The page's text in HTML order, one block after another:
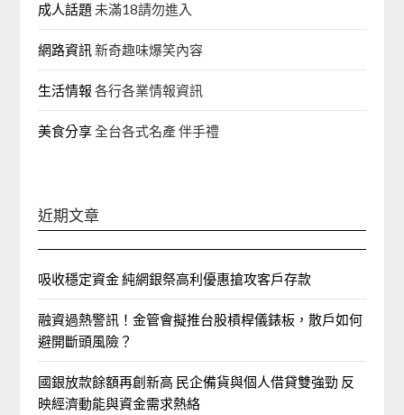
成人話題 未滿18請勿進入
網路資訊 新奇趣味爆笑內容
生活情報 各行各業情報資訊
美食分享全台各式名產 伴手禮
近期文章
吸收穩定資金 純網銀祭高利優惠搶攻客戶存款
融資過熱警訊！金管會擬推台股槓桿儀錶板，散戶如何
避開斷頭風險？
國銀放款餘額再創新高 民企備貨與個人借貸雙強勁 反
映經濟動能與資金需求熱絡